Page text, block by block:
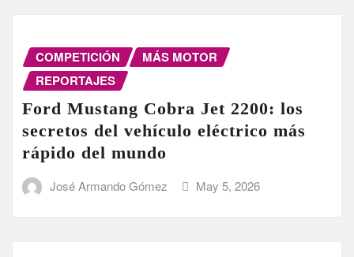
COMPETICIÓN
MÁS MOTOR
REPORTAJES
Ford Mustang Cobra Jet 2200: los
secretos del vehículo eléctrico más
rápido del mundo
José Armando Gómez May 5, 2026